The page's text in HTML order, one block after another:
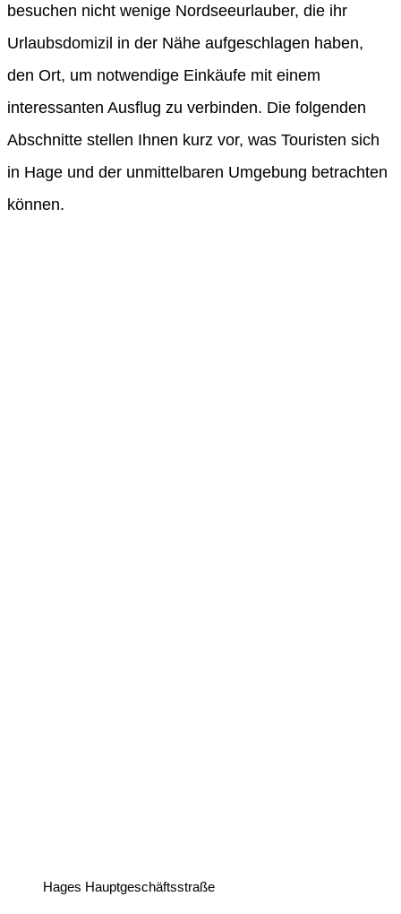
besuchen nicht wenige Nordseeurlauber, die ihr
Urlaubsdomizil in der Nähe aufgeschlagen haben,
den Ort, um notwendige Einkäufe mit einem
interessanten Ausflug zu verbinden. Die folgenden
Abschnitte stellen Ihnen kurz vor, was Touristen sich
in Hage und der unmittelbaren Umgebung betrachten
können.
Hages Hauptgeschäftsstraße